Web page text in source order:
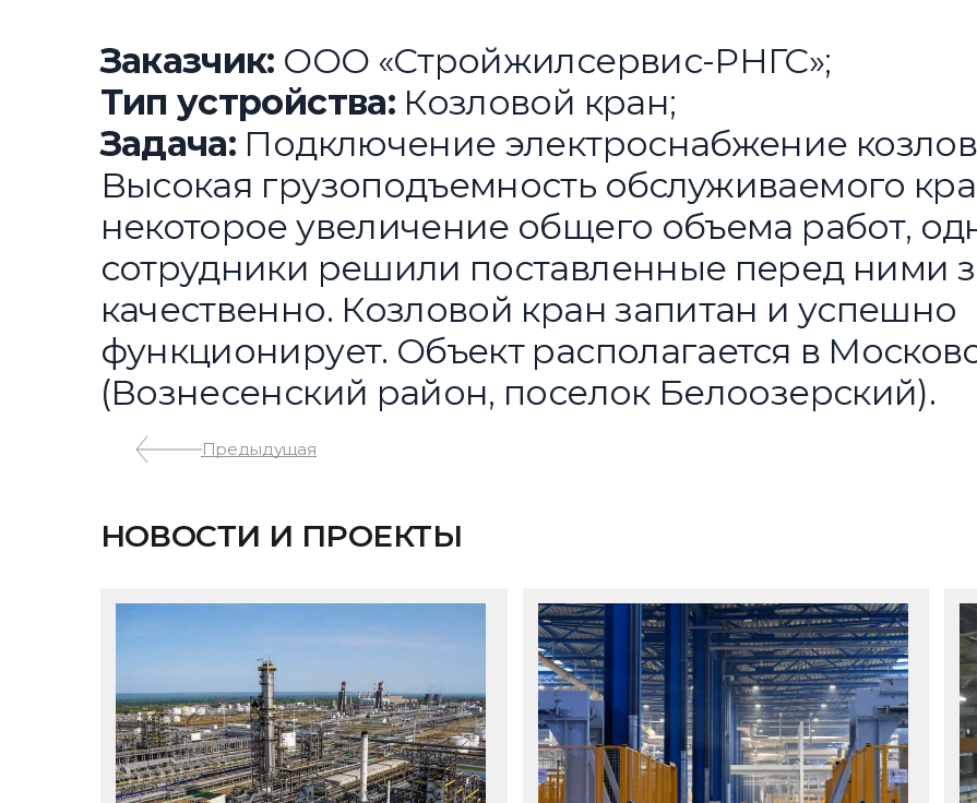
Заказчик: ООО «Стройжилсервис-РНГС»;
Тип устройства:Козловой кран;
Задача: Подключение электроснабжение
Высокая грузоподъемность обслуживаемого
некоторое увеличение общего объема работ,
сотрудники решили поставленные перед ними
качественно. Козловой кран запитан и успешно
функционирует. Объект располагается в
(Вознесенский район, поселок Белоозерский).
Предыдущая
НОВОСТИ И ПРОЕКТЫ